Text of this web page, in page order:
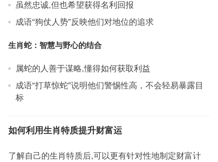
虽然忠诚,但也希望获得名利回报
成语“狗仗人势”反映他们对地位的追求
生肖蛇：智慧与野心的结合
属蛇的人善于谋略,懂得如何获取利益
成语“打草惊蛇”说明他们警惕性高，不会轻易暴露目
标
如何利用生肖特质提升财富运
了解自己的生肖特质后,可以更有针对性地制定财富计